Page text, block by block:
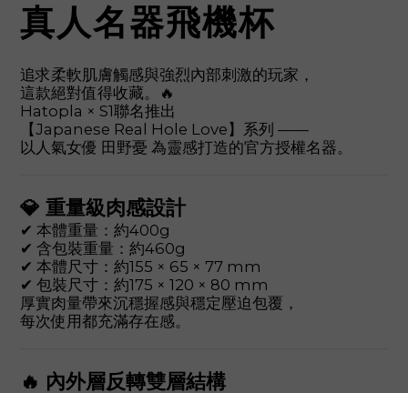
真人名器飛機杯
追求柔軟肌膚觸感與強烈內部刺激的玩家，
這款絕對值得收藏。🔥
Hatopla × S1聯名推出
【Japanese Real Hole Love】系列 ——
以人氣女優 田野憂 為靈感打造的官方授權名器。
💎 重量級肉感設計
✔ 本體重量：約400g
✔ 含包裝重量：約460g
✔ 本體尺寸：約155 × 65 × 77 mm
✔ 包裝尺寸：約175 × 120 × 80 mm
厚實肉量帶來沉穩握感與穩定壓迫包覆，
每次使用都充滿存在感。
🔥 內外層反轉雙層結構